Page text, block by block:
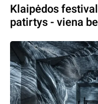
Klaipėdos
patirtys - viena